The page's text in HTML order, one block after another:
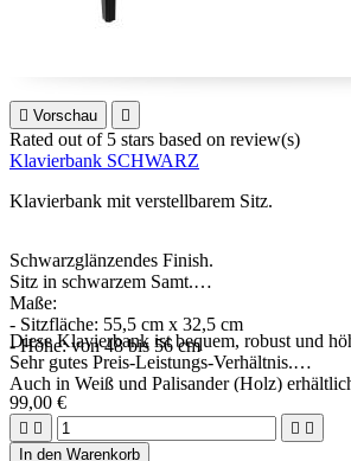
 Vorschau 
Rated out of 5 stars based on review(s)
Klavierbank SCHWARZ
Klavierbank mit verstellbarem Sitz.
Schwarzglänzendes Finish.
Sitz in schwarzem Samt.
Maße:
- Sitzfläche: 55,5 cm x 32,5 cm
- Höhe: von 48 bis 56 cm
Diese Klavierbank ist bequem, robust und
Sehr gutes Preis-Leistungs-Verhältnis.
Auch in Weiß und Palisander (Holz)
99,00 €
   
In den Warenkorb